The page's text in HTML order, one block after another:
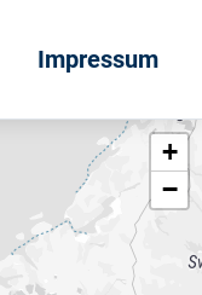
Impressum
+
−